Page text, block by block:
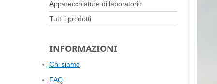
Apparecchiature di laboratorio
Tutti i prodotti
INFORMAZIONI
Chi siamo
FAQ